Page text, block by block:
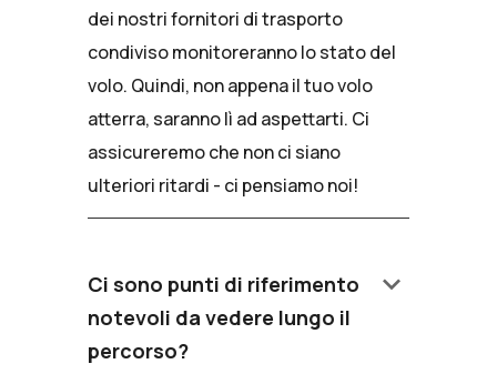
dei nostri fornitori di trasporto
condiviso monitoreranno lo stato del
volo. Quindi, non appena il tuo volo
atterra, saranno lì ad aspettarti. Ci
assicureremo che non ci siano
ulteriori ritardi - ci pensiamo noi!
Ci sono punti di riferimento
notevoli da vedere lungo il
percorso?
keyboard_arrow_down